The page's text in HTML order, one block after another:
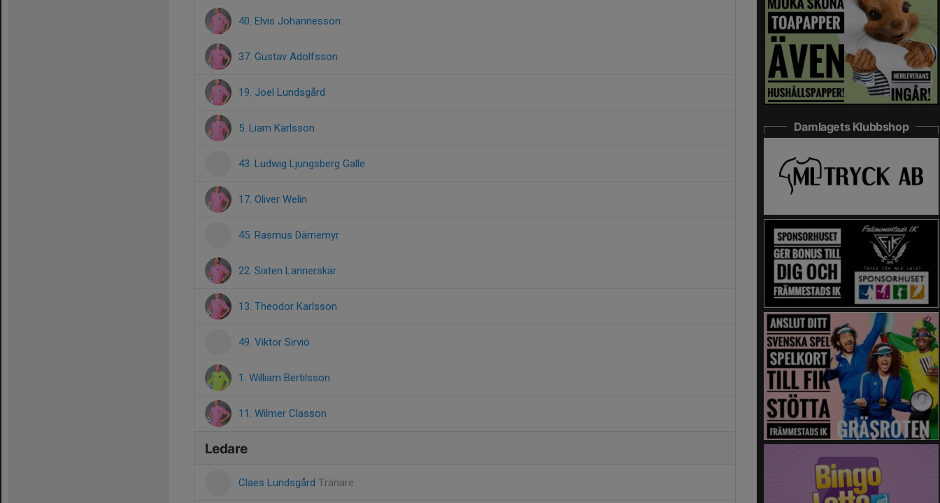
40. Elvis Johannesson
37. Gustav Adolfsson
19. Joel Lundsgård
5. Liam Karlsson
43. Ludwig Ljungsberg Galle
17. Oliver Welin
45. Rasmus Därnemyr
22. Sixten Lannerskär
13. Theodor Karlsson
49. Viktor Sirviö
1. William Bertilsson
11. Wilmer Classon
Ledare
Claes Lundsgård Tränare
Damlagets Klubbshop